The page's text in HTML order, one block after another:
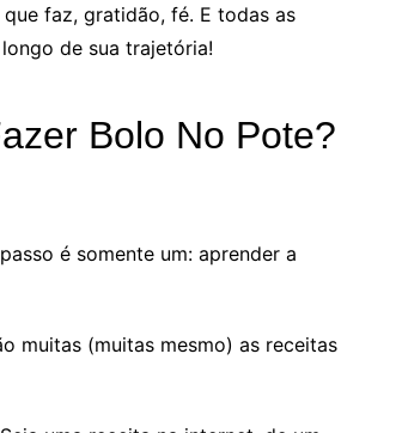
faz, gratidão, fé. E todas as
de sua trajetória!
Bolo No Pote?
é somente um: aprender a
muitas (muitas mesmo) as receitas